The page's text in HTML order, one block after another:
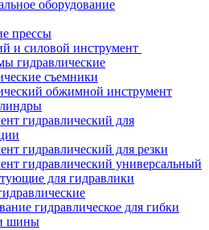
оборудование
прессы
и силовой инструмент
гидравлические
съемники
обжимной инструмент
гидравлический для
гидравлический для резки
гидравлический универсальный
для гидравлики
гидравлическое для гибки
шины